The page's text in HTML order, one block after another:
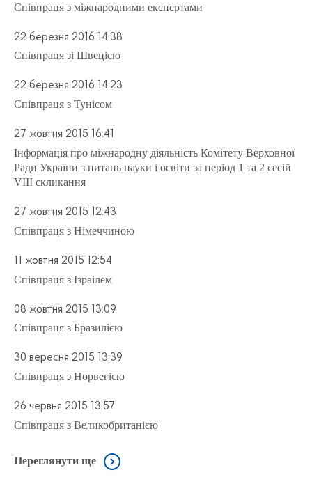
Співпраця з міжнародними експертами
22 березня 2016 14:38
Співпраця зі Швецією
22 березня 2016 14:23
Співпраця з Тунісом
27 жовтня 2015 16:41
Інформація про міжнародну діяльність Комітету Верховної
Ради України з питань науки і освіти за період 1 та 2 сесій
VІІІ скликання
27 жовтня 2015 12:43
Співпраця з Німеччиною
11 жовтня 2015 12:54
Співпраця з Ізраілем
08 жовтня 2015 13:09
Співпраця з Бразилією
30 вересня 2015 13:39
Співпраця з Норвегією
26 червня 2015 13:57
Співпраця з Великобританією
Переглянути ще